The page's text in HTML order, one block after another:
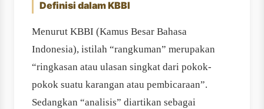
Definisi dalam KBBI
Menurut KBBI (Kamus Besar Bahasa
Indonesia), istilah “rangkuman” merupakan
“ringkasan atau ulasan singkat dari pokok-
pokok suatu karangan atau pembicaraan”.
Sedangkan “analisis” diartikan sebagai